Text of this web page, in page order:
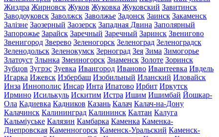
Жиздра Жирновск Жуков Жуковка Жуковский Завитинск
Заводоуковск Заволжск Заволжье Задонск Заинск Закаменск
Залізне Заозерный Заозерск Западная Двина Заполярный
Запорожье Зарайск Заречный Заречный Заринск Звенигово
Звенигород Зверево Зеленогорск Зеленоград Зеленоградск
Зеленодольск Зеленокумск Зерноград Зея Зима Зимогорье
Златоуст Злынка Змеиногорск Знаменск Золоте Зоринск
Зубцов Зугрэс Зуевка Ивангород Иваново Ивантеевка Ивдель
Игарка Ижевск Избербаш Изобильный Иланский Иловайск
Инза Иннополис Инсар Инта Ипатово Ирбит Иркутск
Ирмино Исилькуль Искитим Истра Ишим Ишимбай Йошкар-
Ола Кадиевка Кадников Казань Калач Калач-на-Дону
Калачинск Калининград Калининск Калтан Калуга
Кальміуське Калязин Камбарка Каменка Каменка-
Днепровская Каменногорск Каменск-Уральский Каменск-